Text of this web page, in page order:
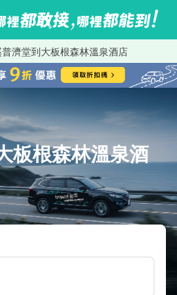
普濟堂到大板根森林溫泉酒店
板根森林溫泉酒